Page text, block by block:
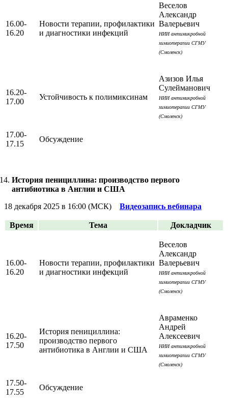
16.00-
16.20
Новости терапии, профилактики
и диагностики инфекций
Веселов
Александр
Валерьевич
НИИ антимикробной
химиотерапии СГМУ
(Смоленск)
16.20-
17.00
Устойчивость к полимиксинам
Азизов Илья
Сулейманович
НИИ антимикробной
химиотерапии СГМУ
(Смоленск)
17.00-
17.15
Обсуждение
История пенициллина: производство первого
антибиотика в Англии и США
18 декабря 2025 в 16:00 (МСК) Видеозапись вебинара
Время Тема Докладчик
16.00-
16.20
Новости терапии, профилактики
и диагностики инфекций
Веселов
Александр
Валерьевич
НИИ антимикробной
химиотерапии СГМУ
(Смоленск)
16.20-
17.50
История пенициллина:
производство первого
антибиотика в Англии и США
Авраменко
Андрей
Алексеевич
НИИ антимикробной
химиотерапии СГМУ
(Смоленск)
17.50-
17.55
Обсуждение